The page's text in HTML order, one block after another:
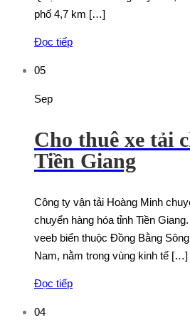
phố 4,7 km […]
Đọc tiếp
05
Sep
Cho thuê xe tải
Tiền Giang
Công ty vận tải Hoàng Minh
chuyển hàng hóa tỉnh Tiền
veeb biển thuộc Đồng Bằng
Nam, nằm trong vùng kinh tế […]
Đọc tiếp
04